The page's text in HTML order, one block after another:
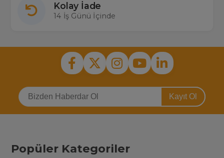
Kolay İade
14 İş Günü İçinde
Kayıt Ol
Popüler Kategoriler